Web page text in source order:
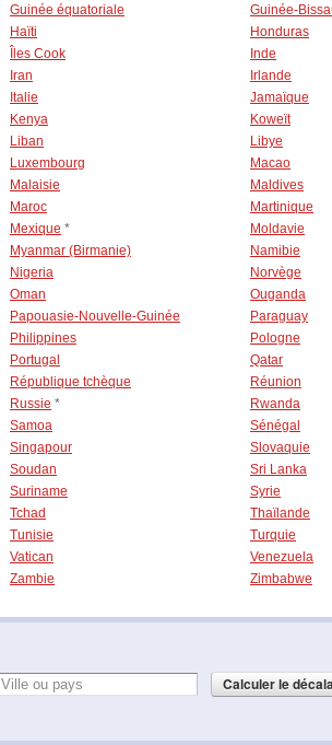
Guinée équatoriale
Guinée-
Haïti
Honduras
Îles Cook
Inde
Iran
Irlande
Italie
Jamaïque
Kenya
Koweït
Liban
Libye
Luxembourg
Macao
Malaisie
Maldives
Maroc
Martinique
Mexique *
Moldavie
Myanmar (Birmanie)
Namibie
Nigeria
Norvège
Oman
Ouganda
Papouasie-Nouvelle-Guinée
Paraguay
Philippines
Pologne
Portugal
Qatar
République tchèque
Réunion
Russie *
Rwanda
Samoa
Sénégal
Singapour
Slovaquie
Soudan
Sri Lanka
Suriname
Syrie
Tchad
Thaïlande
Tunisie
Turquie
Vatican
Venezuela
Zambie Zimbabwe